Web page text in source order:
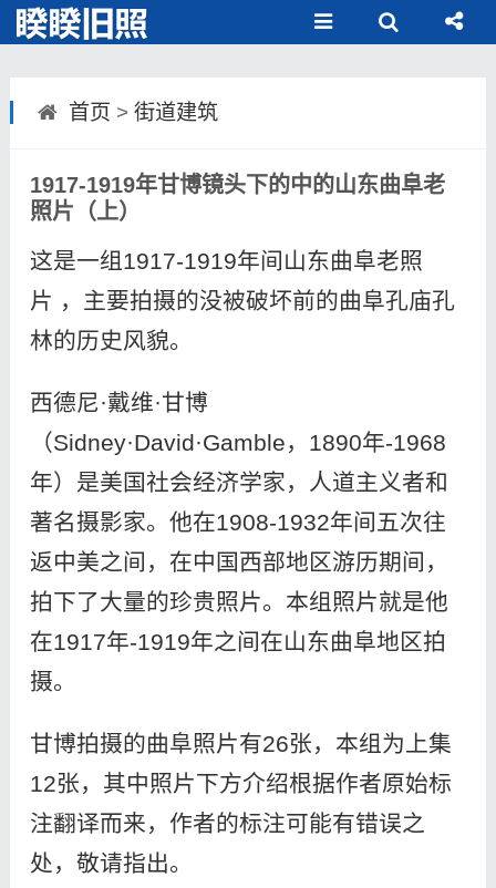
首页 > 街道建筑
1917-1919年甘博镜头下的中的山东曲阜老
照片（上）
这是一组1917-1919年间山东曲阜老照
片 ，主要拍摄的没被破坏前的曲阜孔庙孔
林的历史风貌。
西德尼·戴维·甘博
（Sidney·David·Gamble，1890年-1968
年）是美国社会经济学家，人道主义者和
著名摄影家。他在1908-1932年间五次往
返中美之间，在中国西部地区游历期间，
拍下了大量的珍贵照片。本组照片就是他
在1917年-1919年之间在山东曲阜地区拍
摄。
甘博拍摄的曲阜照片有26张，本组为上集
12张，其中照片下方介绍根据作者原始标
注翻译而来，作者的标注可能有错误之
处，敬请指出。